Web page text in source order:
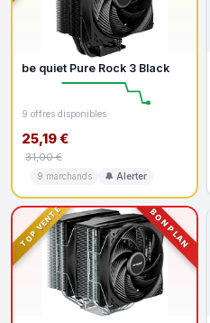
be quiet Pure Rock 3 Black
9 offres disponibles
25,19 €
31,00 €
9 marchands 🔔 Alerter
TOP VENTE BON PLAN